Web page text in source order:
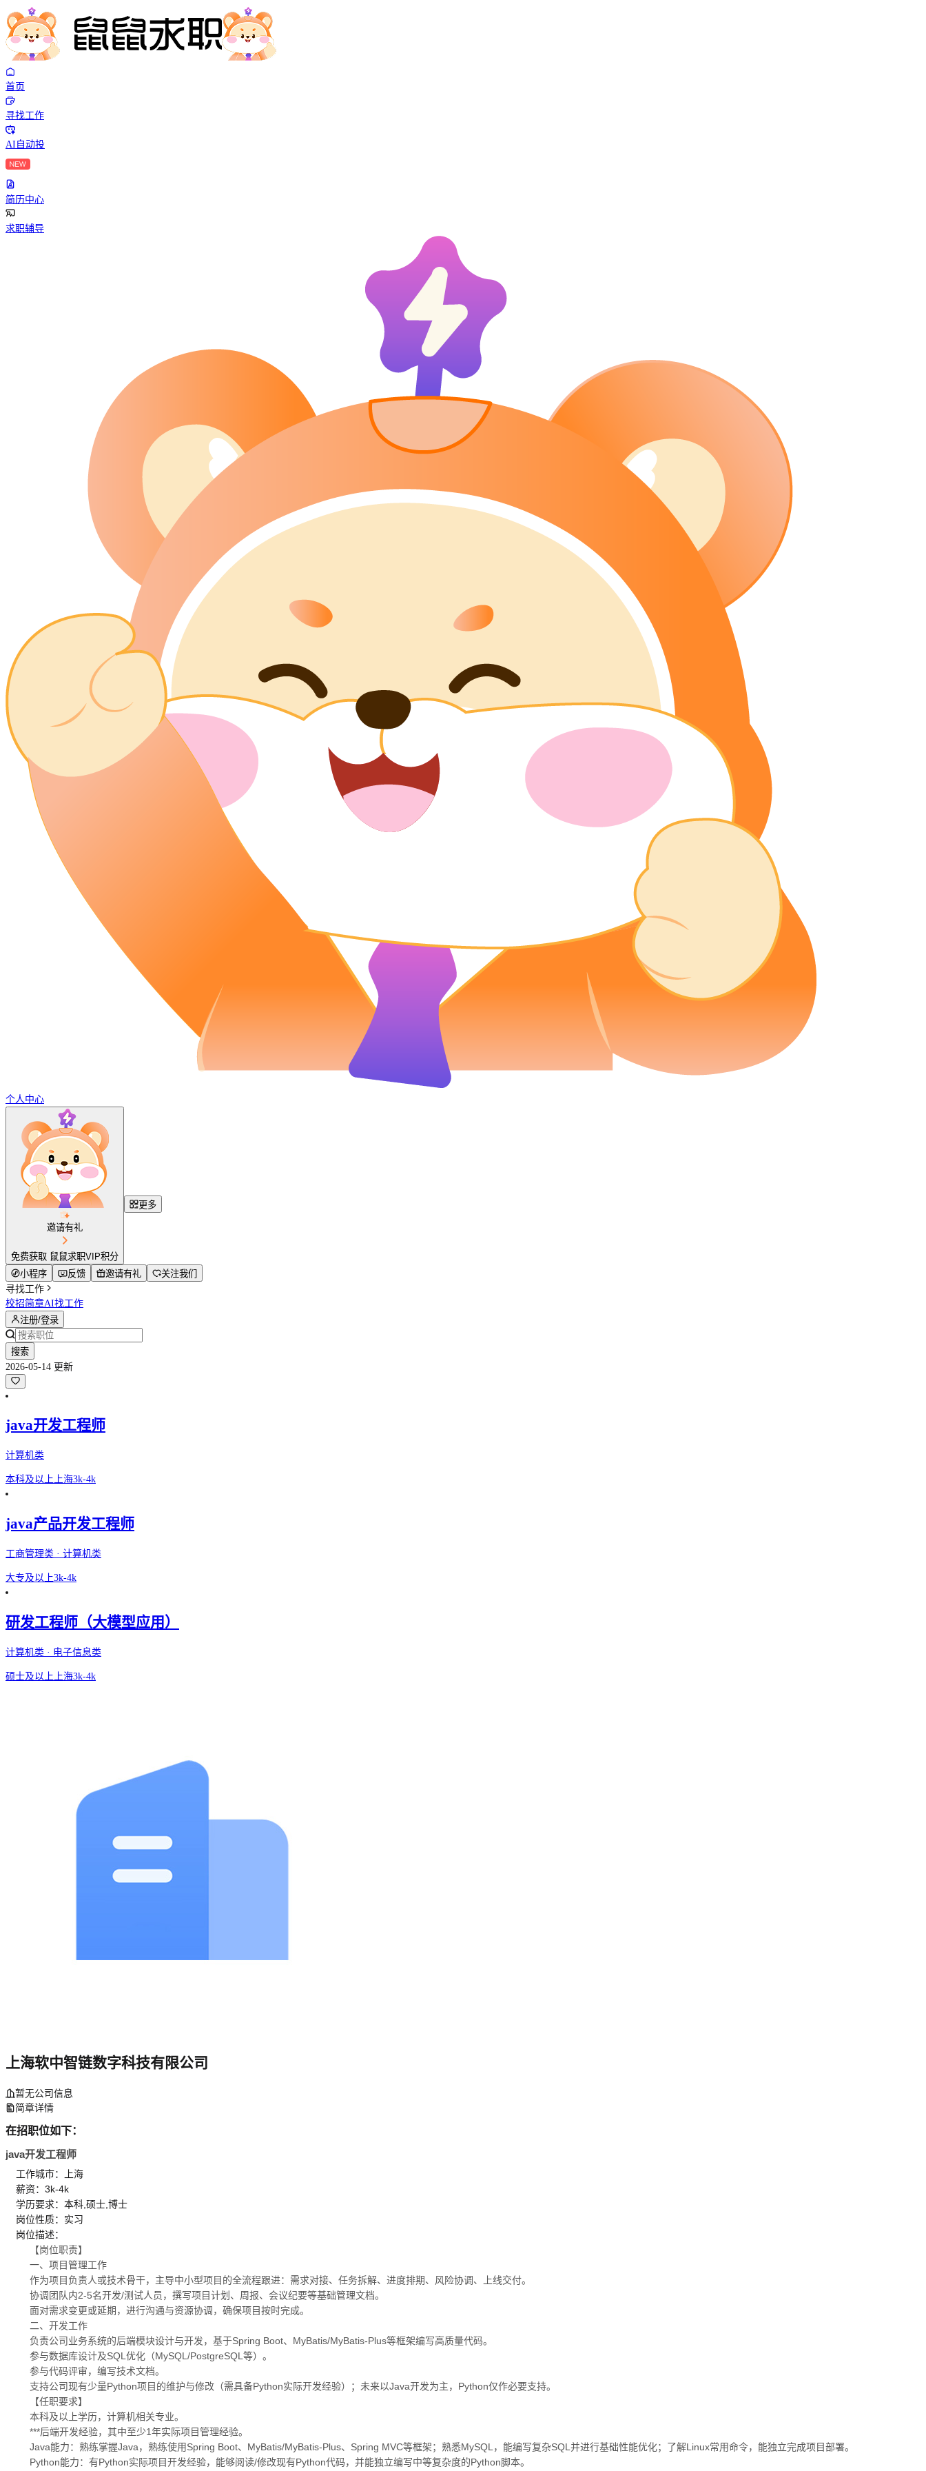
首页
寻找工作
AI自动投
简历中心
求职辅导
个人中心
邀请有礼
免费获取 鼠鼠求职VIP积分
更多
小程序 反馈 邀请有礼
关注我们
寻找工作
校招简章AI找工作
注册/登录
搜索
2026-05-14 更新
java开发工程师
计算机类
本科及以上 上海3k-4k
java产品开发工程师
工商管理类 · 计算机类
大专及以上3k-4k
研发工程师（大模型应用）
计算机类 · 电子信息类
硕士及以上 上海3k-4k
上海软中智链数字科技有限公司
暂无公司信息
简章详情
在招职位如下：
java开发工程师
工作城市：上海
薪资：3k-4k
学历要求：本科,硕士,博士
岗位性质：实习
岗位描述：
【岗位职责】
一、项目管理工作
作为项目负责人或技术骨干，主导中小型项目的全流程跟进：需求对接、任务拆解、进度排期、风险协调、上线交付。
协调团队内2-5名开发/测试人员，撰写项目计划、周报、会议纪要等基础管理文档。
面对需求变更或延期，进行沟通与资源协调，确保项目按时完成。
二、开发工作
负责公司业务系统的后端模块设计与开发，基于Spring Boot、MyBatis/MyBatis-Plus等框架编写高质量代码。
参与数据库设计及SQL优化（MySQL/PostgreSQL等）。
参与代码评审，编写技术文档。
支持公司现有少量Python项目的维护与修改（需具备Python实际开发经验）；未来以Java开发为主，Python仅作必要支持。
【任职要求】
本科及以上学历，计算机相关专业。
***后端开发经验，其中至少1年实际项目管理经验。
Java能力：熟练掌握Java，熟练使用Spring Boot、MyBatis/MyBatis-Plus、Spring MVC等框架；熟悉MySQL，能编写复杂SQL并进行基础性能优化；了解Linux常用命令，能独立完成项目部署。
Python能力：有Python实际项目开发经验，能够阅读/修改现有Python代码，并能独立编写中等复杂度的Python脚本。